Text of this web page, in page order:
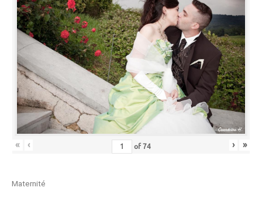
« ‹ of74 › »
Maternité